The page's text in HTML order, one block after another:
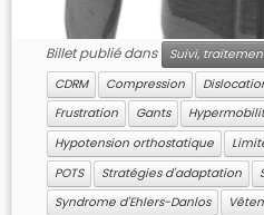
Billet publié dans Suivi,
CDRM Compression
Frustration
Gants
Hypotension orthostatique
POTS
Stratégies d'adaptation
Syndrome d'Ehlers-Danlos